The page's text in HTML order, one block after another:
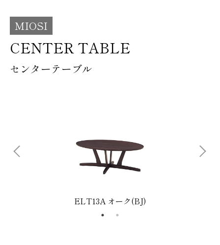
MIOSI
CENTER TABLE
センターテーブル
ELT13A オーク(BJ)